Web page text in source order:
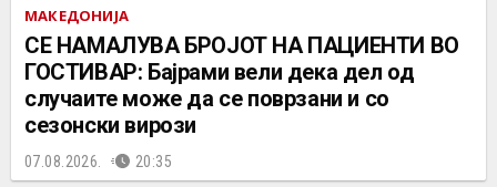
МАКЕДОНИЈА
СЕ НАМАЛУВА БРОЈОТ НА ПАЦИЕНТИ ВО
ГОСТИВАР: Бајрами вели дека дел од
случаите може да се поврзани и со
сезонски вирози
07.08.2026. 20:35